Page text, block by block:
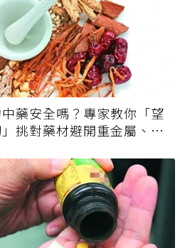
藥安全嗎？專家教你「望
挑對藥材避開重金屬、發